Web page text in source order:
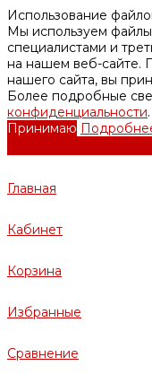
Использование
Мы используем
специалистами и
на нашем веб-сайте.
нашего сайта, вы
Более подробные
конфиденциальности.
Принимаю
Главная
Кабинет
Корзина
Избранные
Сравнение